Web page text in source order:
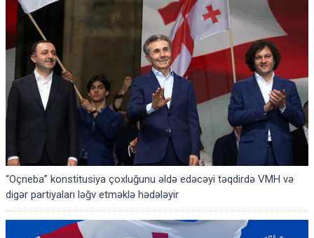
“Oçneba” konstitusiya çoxluğunu əldə edəcəyi təqdirdə VMH və
digər partiyaları ləğv etməklə hədələyir